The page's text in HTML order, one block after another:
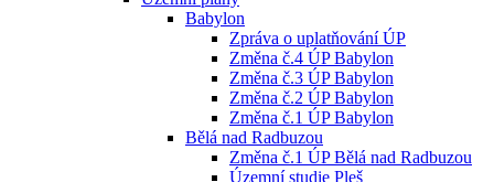
Babylon
Zpráva o uplatňování ÚP
Změna č.4 ÚP Babylon
Změna č.3 ÚP Babylon
Změna č.2 ÚP Babylon
Změna č.1 ÚP Babylon
Bělá nad Radbuzou
Změna č.1 ÚP Bělá nad Radbuzou
Územní studie Pleš